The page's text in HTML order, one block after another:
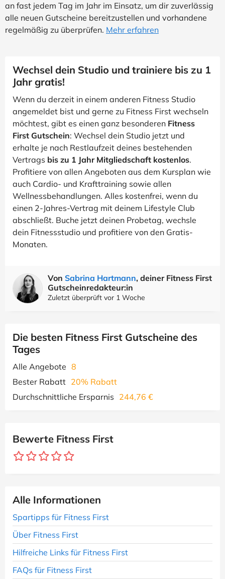
an fast jedem Tag im Jahr im Einsatz, um dir zuverlässig
alle neuen Gutscheine bereitzustellen und vorhandene
regelmäßig zu überprüfen. Mehr erfahren
Wechsel dein Studio und trainiere bis zu 1
Jahr gratis!
Wenn du derzeit in einem anderen Fitness Studio
angemeldet bist und gerne zu Fitness First wechseln
möchtest, gibt es einen ganz besonderen Fitness
First Gutschein: Wechsel dein Studio jetzt und
erhalte je nach Restlaufzeit deines bestehenden
Vertrags bis zu 1 Jahr Mitgliedschaft kostenlos.
Profitiere von allen Angeboten aus dem Kursplan wie
auch Cardio- und Krafttraining sowie allen
Wellnessbehandlungen. Alles kostenfrei, wenn du
einen 2-Jahres-Vertrag mit deinem Lifestyle Club
abschließt. Buche jetzt deinen Probetag, wechsle
dein Fitnessstudio und profitiere von den Gratis-
Monaten.
Von Sabrina Hartmann, deiner Fitness First
Gutscheinredakteur:in
Zuletzt überprüft vor 1 Woche
Die besten Fitness First Gutscheine des
Tages
Alle Angebote 8
Bester Rabatt 20% Rabatt
Durchschnittliche Ersparnis 244,76 €
Bewerte Fitness First
Alle Informationen
Spartipps für Fitness First
Über Fitness First
Hilfreiche Links für Fitness First
FAQs für Fitness First